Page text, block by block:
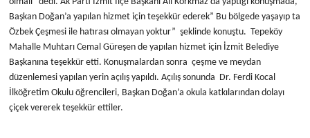
Başkan Doğan’a yapılan hizmet için teşekkür ederek” Bu bölgede yaşayıp ta
Özbek Çeşmesi ile hatırası olmayan yoktur” şeklinde konuştu. Tepeköy
Mahalle Muhtarı Cemal Güreşen de yapılan hizmet için İzmit Belediye
Başkanına teşekkür etti. Konuşmalardan sonra çeşme ve meydan
düzenlemesi yapılan yerin açılış yapıldı. Açılış sonunda Dr. Ferdi Kocal
İlköğretim Okulu öğrencileri, Başkan Doğan’a okula katkılarından dolayı
çiçek vererek teşekkür ettiler.